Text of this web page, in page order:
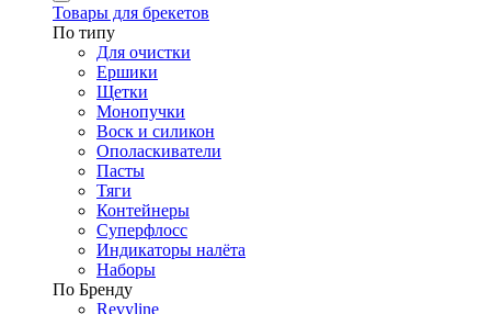
Товары для брекетов
По типу
Для очистки
Ершики
Щетки
Монопучки
Воск и силикон
Ополаскиватели
Пасты
Тяги
Контейнеры
Суперфлосс
Индикаторы налёта
Наборы
По Бренду
Revyline